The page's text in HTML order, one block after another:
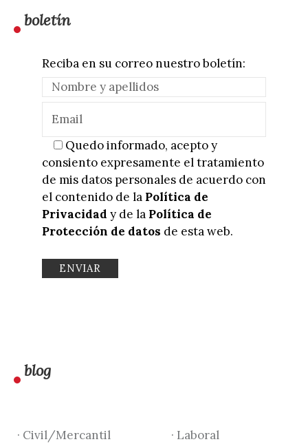
boletín
Reciba en su correo nuestro boletín:
Quedo informado, acepto y
consiento expresamente el tratamiento
de mis datos personales de acuerdo con
el contenido de la Política de
Privacidad y de la Política de
Protección de datos de esta web.
blog
· Civil/Mercantil
· Laboral